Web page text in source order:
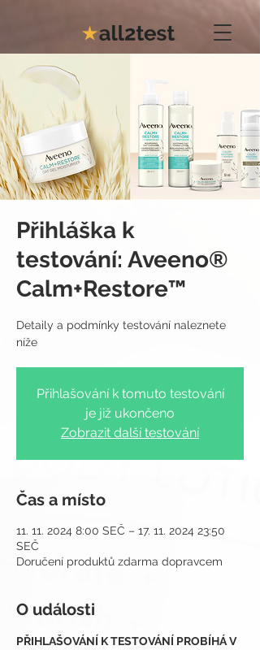
Přihláška k
testování: Aveeno®
Calm+Restore™
Detaily a podmínky testování naleznete
Přihlašování k tomuto testování
je již ukončeno
Zobrazit další testování
Čas a místo
11. 11. 2024 8:00 SEČ – 17. 11. 2024 23:50
SEČ
Doručení produktů zdarma dopravcem
O události
PŘIHLAŠOVÁNÍ K TESTOVÁNÍ PROBÍHÁ V